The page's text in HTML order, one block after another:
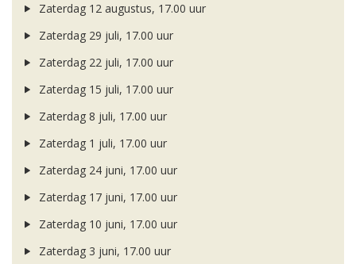
Zaterdag 12 augustus, 17.00 uur
Zaterdag 29 juli, 17.00 uur
Zaterdag 22 juli, 17.00 uur
Zaterdag 15 juli, 17.00 uur
Zaterdag 8 juli, 17.00 uur
Zaterdag 1 juli, 17.00 uur
Zaterdag 24 juni, 17.00 uur
Zaterdag 17 juni, 17.00 uur
Zaterdag 10 juni, 17.00 uur
Zaterdag 3 juni, 17.00 uur